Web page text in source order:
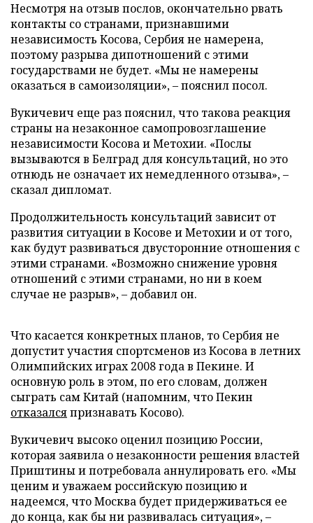
Несмотря на отзыв послов, окончательно рвать
контакты со странами, признавшими
независимость Косова, Сербия не намерена,
поэтому разрыва дипотношений с этими
государствами не будет. «Мы не намерены
оказаться в самоизоляции», – пояснил посол.
Вукичевич еще раз пояснил, что такова реакция
страны на незаконное самопровозглашение
независимости Косова и Метохии. «Послы
вызываются в Белград для консультаций, но это
отнюдь не означает их немедленного отзыва», –
сказал дипломат.
Продолжительность консультаций зависит от
развития ситуации в Косове и Метохии и от того,
как будут развиваться двусторонние отношения с
этими странами. «Возможно снижение уровня
отношений с этими странами, но ни в коем
случае не разрыв», – добавил он.
Что касается конкретных планов, то Сербия не
допустит участия спортсменов из Косова в летних
Олимпийских играх 2008 года в Пекине. И
основную роль в этом, по его словам, должен
сыграть сам Китай (напомним, что Пекин
отказалсяпризнавать Косово).
Вукичевич высоко оценил позицию России,
которая заявила о незаконности решения властей
Приштины и потребовала аннулировать его. «Мы
ценим и уважаем российскую позицию и
надеемся, что Москва будет придерживаться ее
до конца, как бы ни развивалась ситуация», –